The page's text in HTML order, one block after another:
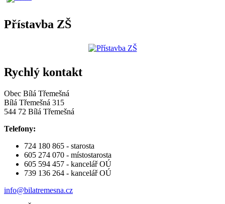
Přístavba ZŠ
Rychlý kontakt
Obec Bílá Třemešná
Bílá Třemešná 315
544 72 Bílá Třemešná
Telefony:
724 180 865 - starosta
605 274 070 - místostarosta
605 594 457 - kancelář OÚ
739 136 264 - kancelář OÚ
info@bilatremesna.cz